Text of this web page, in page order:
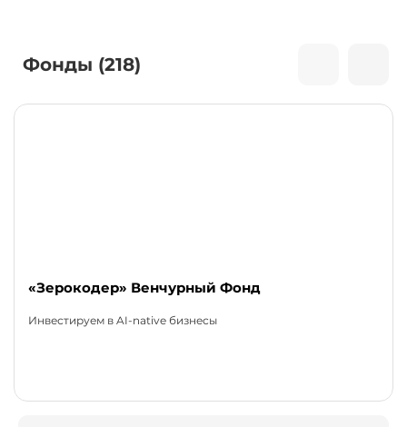
Фонды (218)
«Зерокодер» Венчурный Фонд
Инвестируем в AI-native бизнесы